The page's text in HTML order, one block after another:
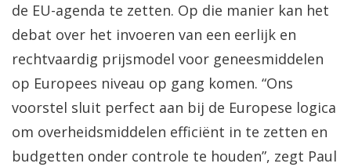
de EU-agenda te zetten. Op die manier kan het
debat over het invoeren van een eerlijk en
rechtvaardig prijsmodel voor geneesmiddelen
op Europees niveau op gang komen. “Ons
voorstel sluit perfect aan bij de Europese logica
om overheidsmiddelen efficiënt in te zetten en
budgetten onder controle te houden”, zegt Paul